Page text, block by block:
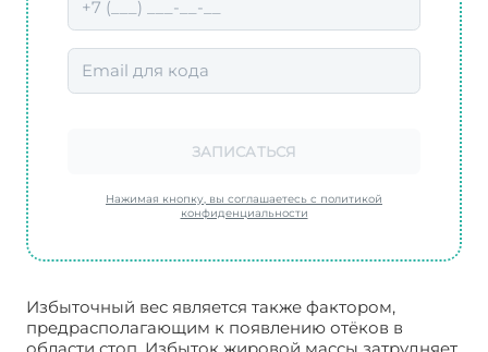
ЗАПИСАТЬСЯ
Нажимая кнопку, вы соглашаетесь с политикой
конфиденциальности
Избыточный вес является также фактором,
предрасполагающим к появлению отёков в
области стоп. Избыток жировой массы затрудняет